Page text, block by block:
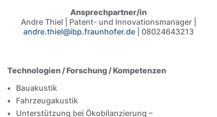
Ansprechpartner/in
Andre Thiel | Patent- und Innovationsmanager |
andre.thiel@ibp.fraunhofer.de | 08024643213
Technologien / Forschung / Kompetenzen
Bauakustik
Fahrzeugakustik
Unterstützung bei Ökobilanzierung –